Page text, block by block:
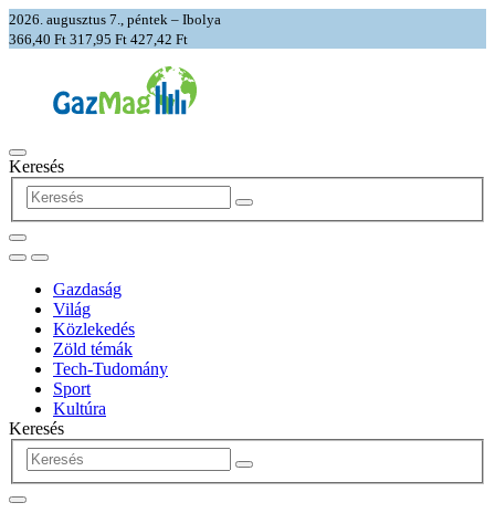
2026. augusztus 7., péntek – Ibolya
366,40 Ft 317,95 Ft 427,42 Ft
Keresés
Gazdaság
Világ
Közlekedés
Zöld témák
Tech-Tudomány
Sport
Kultúra
Keresés